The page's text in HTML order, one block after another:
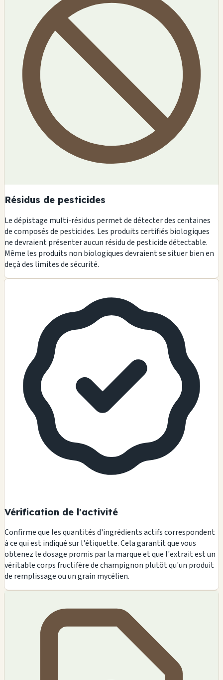
Résidus de pesticides
Le dépistage multi-résidus permet de détecter des centaines
de composés de pesticides. Les produits certifiés biologiques
ne devraient présenter aucun résidu de pesticide détectable.
Même les produits non biologiques devraient se situer bien en
deçà des limites de sécurité.
Vérification de l'activité
Confirme que les quantités d'ingrédients actifs correspondent
à ce qui est indiqué sur l'étiquette. Cela garantit que vous
obtenez le dosage promis par la marque et que l'extrait est un
véritable corps fructifère de champignon plutôt qu'un produit
de remplissage ou un grain mycélien.